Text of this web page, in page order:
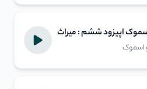
اپیزود ششم : میراث
اسموک